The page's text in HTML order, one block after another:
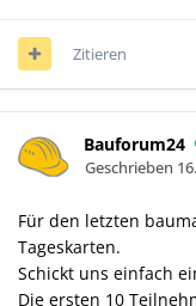
Zitieren
Bauforum24
Geschrieben
Für den letzten
Tageskarten.
Schickt uns einfach
Die ersten 10